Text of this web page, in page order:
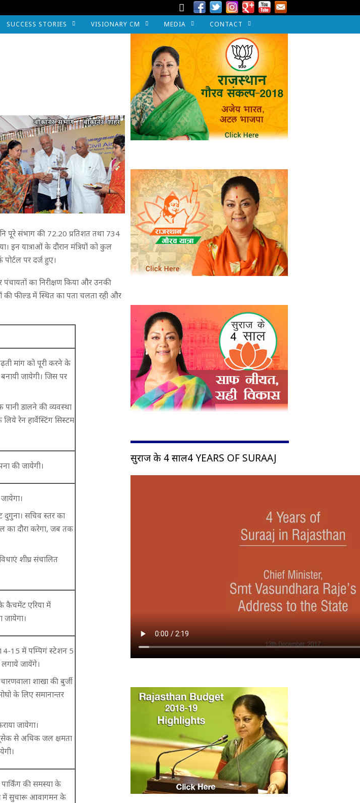
SUCCESS STORIES VISIONARY CM MEDIA CONTACT
पूरे संभाग की 72.20 प्रतिशत तथा 734
इन यात्राओं के दौरान मंत्रियों को कुल
पर दर्ज हुए।
पंचायतों का निरीक्षण किया और उनकी
की फील्ड में स्थित का पता चलता रही और
मांग को पूरी करने के
जायेगी। जिस पर
डालने की व्यवस्था
रेन हार्वेस्टिंग सिस्टम
की जायेगी।
सचिव स्तर का
का दौरा करेगा, जब तक
शीघ्र संचालित
कैचमेंट एरिया में
15 में पम्पिगं स्टेशन 5
जायेंगे।
शाखा की बुर्जी
के लिए समानान्तर
जायेगा।
से अधिक जल क्षमता
की समस्या के
में सुचारू आवागमन के
सुराज के 4 साल4 YEARS OF SURAAJ